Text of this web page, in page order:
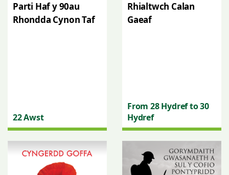
Parti Haf y 90au
Rhondda Cynon Taf
22 Awst
Rhialtwch Calan
Gaeaf
From 28 Hydref to 30
Hydref